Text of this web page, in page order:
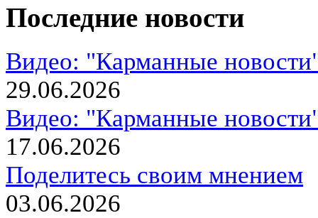
Последние новости
Видео: "Карманные
29.06.2026
Видео: "Карманные
17.06.2026
Поделитесь своим мнением
03.06.2026